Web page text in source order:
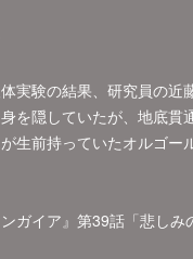
実験の結果、研究員の近
を隠していたが、地底貫
生前持っていたオルゴー
ガイア』第39話「悲し